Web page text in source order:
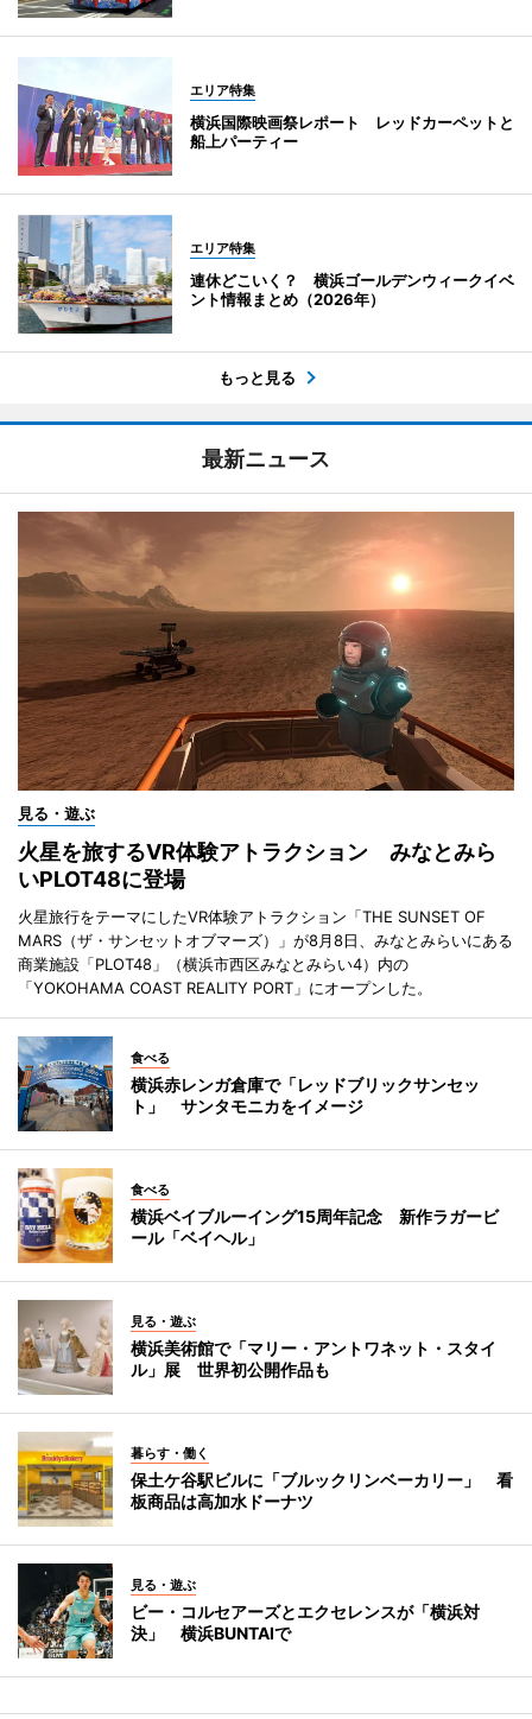
エリア特集
横浜国際映画祭レポート レッドカーペットと
船上パーティー
エリア特集
連休どこいく？ 横浜ゴールデンウィークイベ
ント情報まとめ（2026年）
もっと見る
最新ニュース
見る・遊ぶ
火星を旅するVR体験アトラクション みなとみら
いPLOT48に登場
火星旅行をテーマにしたVR体験アトラクション「THE SUNSET OF
MARS（ザ・サンセットオブマーズ）」が8月8日、みなとみらいにある
商業施設「PLOT48」（横浜市西区みなとみらい4）内の
「YOKOHAMA COAST REALITY PORT」にオープンした。
食べる
横浜赤レンガ倉庫で「レッドブリックサンセッ
ト」 サンタモニカをイメージ
食べる
横浜ベイブルーイング15周年記念 新作ラガービ
ール「ベイヘル」
見る・遊ぶ
横浜美術館で「マリー・アントワネット・スタイ
ル」展 世界初公開作品も
暮らす・働く
保土ケ谷駅ビルに「ブルックリンベーカリー」 看
板商品は高加水ドーナツ
見る・遊ぶ
ビー・コルセアーズとエクセレンスが「横浜対
決」 横浜BUNTAIで